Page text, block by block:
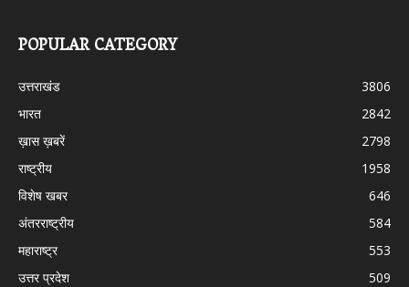
POPULAR CATEGORY
उत्तराखंड
3806
भारत
2842
ख़ास ख़बरें
2798
राष्ट्रीय
1958
विशेष खबर
646
अंतरराष्ट्रीय
584
महाराष्ट्र
553
उत्तर प्रदेश
509